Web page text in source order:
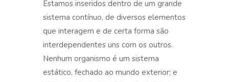
Estamos inseridos dentro de um grande
sistema contínuo, de diversos elementos
que interagem e de certa forma são
interdependentes uns com os outros.
Nenhum organismo é um sistema
estático, fechado ao mundo exterior; e